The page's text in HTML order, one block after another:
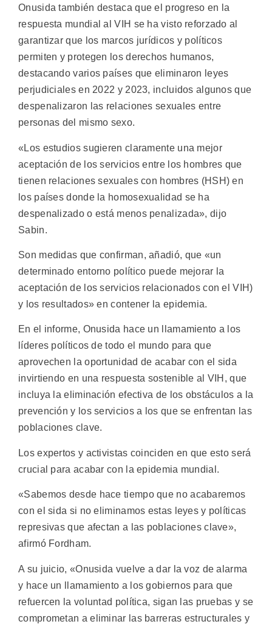
Onusida también destaca que el progreso en la
respuesta mundial al VIH se ha visto reforzado al
garantizar que los marcos jurídicos y políticos
permiten y protegen los derechos humanos,
destacando varios países que eliminaron leyes
perjudiciales en 2022 y 2023, incluidos algunos que
despenalizaron las relaciones sexuales entre
personas del mismo sexo.
«Los estudios sugieren claramente una mejor
aceptación de los servicios entre los hombres que
tienen relaciones sexuales con hombres (HSH) en
los países donde la homosexualidad se ha
despenalizado o está menos penalizada», dijo
Sabin.
Son medidas que confirman, añadió, que «un
determinado entorno político puede mejorar la
aceptación de los servicios relacionados con el VIH)
y los resultados» en contener la epidemia.
En el informe, Onusida hace un llamamiento a los
líderes políticos de todo el mundo para que
aprovechen la oportunidad de acabar con el sida
invirtiendo en una respuesta sostenible al VIH, que
incluya la eliminación efectiva de los obstáculos a la
prevención y los servicios a los que se enfrentan las
poblaciones clave.
Los expertos y activistas coinciden en que esto será
crucial para acabar con la epidemia mundial.
«Sabemos desde hace tiempo que no acabaremos
con el sida si no eliminamos estas leyes y políticas
represivas que afectan a las poblaciones clave»,
afirmó Fordham.
A su juicio, «Onusida vuelve a dar la voz de alarma
y hace un llamamiento a los gobiernos para que
refuercen la voluntad política, sigan las pruebas y se
comprometan a eliminar las barreras estructurales y